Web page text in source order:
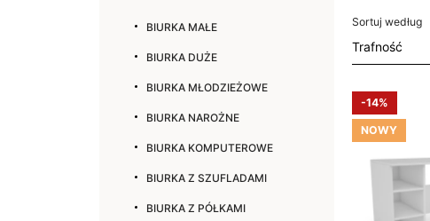
BIURKA MAŁE
BIURKA DUŻE
BIURKA MŁODZIEŻOWE
BIURKA NAROŻNE
BIURKA KOMPUTEROWE
BIURKA Z SZUFLADAMI
BIURKA Z PÓŁKAMI
Sortuj według
-14%
NOWY